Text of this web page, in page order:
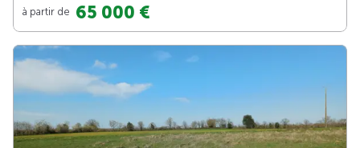
à partir de 65 000 €